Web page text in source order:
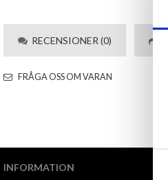
RECENSIONER (0)
FRÅGA OSS OM VARAN
INFORMATION